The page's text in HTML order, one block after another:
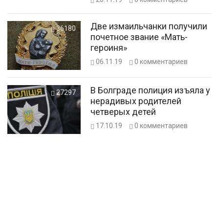
36180
Две измаильчанки получили
почетное звание «Мать-
героиня»
06.11.19 0 комментариев
27297
В Болграде полиция изъяла у
нерадивых родителей
четверых детей
17.10.19 0 комментариев